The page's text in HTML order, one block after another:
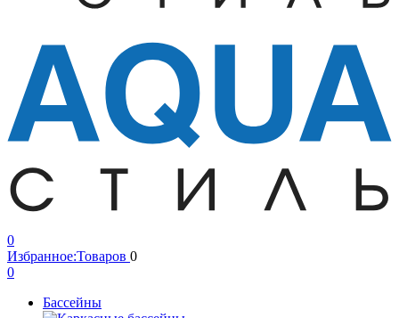
0
Избранное:Товаров 0
0
Бассейны